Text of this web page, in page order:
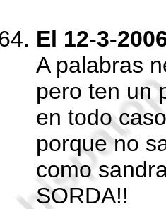
El 12-3-
A palabras
pero ten un
en todo
porque no
como
SORDA!!